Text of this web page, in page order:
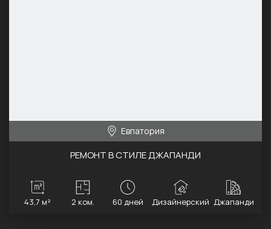
РЕМОНТ В СТИЛЕ ДЖАПАНДИ
Евпатория
43,7 м² 2 ком. 60 дней Дизайнерский Джапанди